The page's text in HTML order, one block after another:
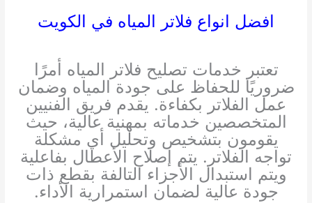
افضل انواع فلاتر المياه في الكويت
تعتبر خدمات تصليح فلاتر المياه أمرًا
ضروريًا للحفاظ على جودة المياه وضمان
عمل الفلاتر بكفاءة. يقدم فريق الفنيين
المتخصصين خدماته بمهنية عالية، حيث
يقومون بتشخيص وتحليل أي مشكلة
تواجه الفلاتر. يتم إصلاح الأعطال بفاعلية
ويتم استبدال الأجزاء التالفة بقطع ذات
جودة عالية لضمان استمرارية الأداء.